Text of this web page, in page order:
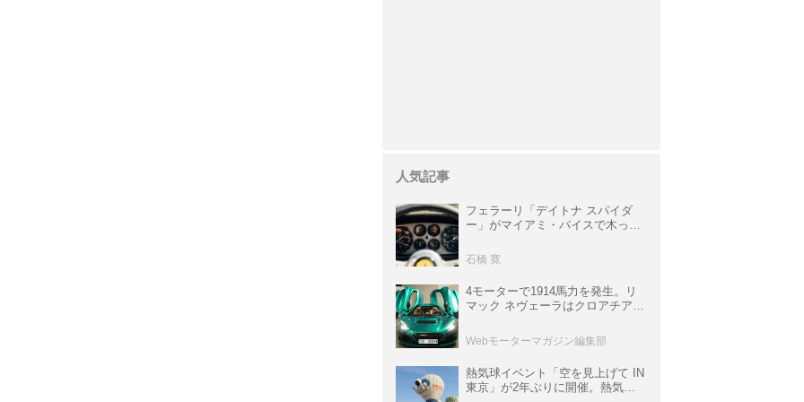
人気記事
フェラーリ「デイトナ スパイダ
ー」がマイアミ・バイスで木っ端
サ」に化けた理由
石橋 寛
4モーターで1914馬力を発生。リ
マック ネヴェーラはクロアチア発
ロニクル・完全版／115】
Webモーターマガジン編集部
熱気球イベント「空を見上げて IN
東京」が2年ぶりに開催。熱気球